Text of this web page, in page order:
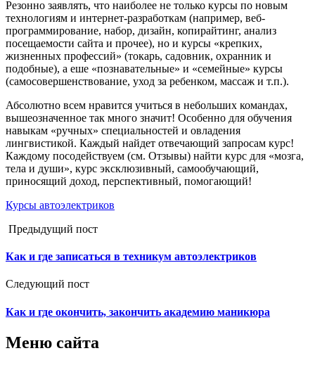
Резонно заявлять, что наиболее не только курсы по новым
технологиям и интернет-разработкам (например, веб-
программирование, набор, дизайн, копирайтинг, анализ
посещаемости сайта и прочее), но и курсы «крепких,
жизненных профессий» (токарь, садовник, охранник и
подобные), а еше «познавательные» и «семейные» курсы
(самосовершенствование, уход за ребенком, массаж и т.п.).
Абсолютно всем нравится учиться в небольших командах,
вышеозначенное так много значит! Особенно для обучения
навыкам «ручных» специальностей и овладения
лингвистикой. Каждый найдет отвечающий запросам курс!
Каждому посодействуем (см. Отзывы) найти курс для «мозга,
тела и души», курс эксклюзивный, самообучающий,
приносящий доход, перспективный, помогающий!
Курсы автоэлектриков
Предыдущий пост
Как и где записаться в техникум автоэлектриков
Следующий пост
Как и где окончить, закончить академию маникюра
Меню сайта